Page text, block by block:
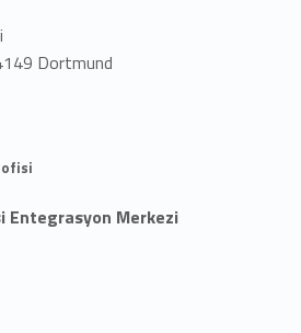
Dortmund
Entegrasyon Merkezi